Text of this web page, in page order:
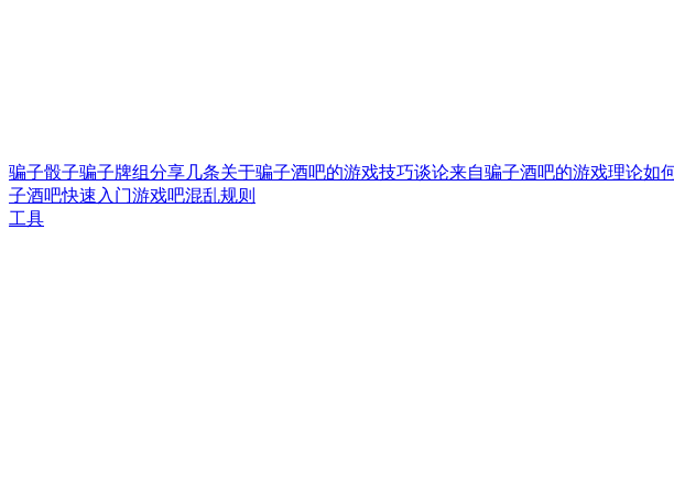
骗子骰子骗子牌组分享几条关于骗子酒吧的游戏技巧谈论来自骗子酒吧的游戏理论如
子酒吧快速入门游戏吧混乱规则
工具